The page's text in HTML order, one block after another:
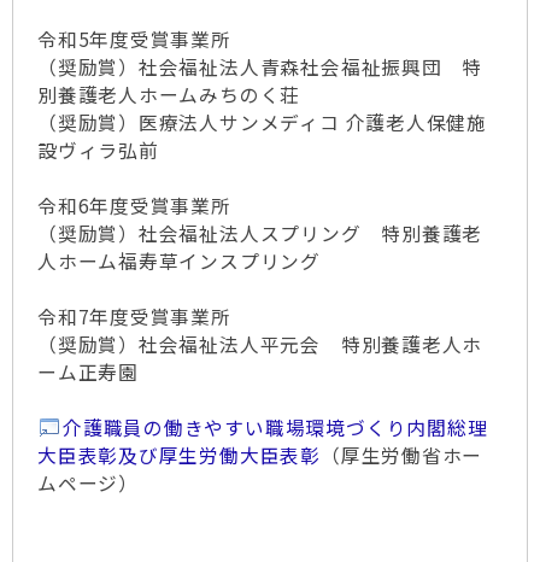
令和5年度受賞事業所
（奨励賞）社会福祉法人青森社会福祉振興団 特
別養護老人ホームみちのく荘
（奨励賞）医療法人サンメディコ 介護老人保健施
設ヴィラ弘前
令和6年度受賞事業所
（奨励賞）社会福祉法人スプリング 特別養護老
人ホーム福寿草インスプリング
令和7年度受賞事業所
（奨励賞）社会福祉法人平元会 特別養護老人ホ
ーム正寿園
介護職員の働きやすい職場環境づくり内閣総理
大臣表彰及び厚生労働大臣表彰 （厚生労働省ホー
ムページ）